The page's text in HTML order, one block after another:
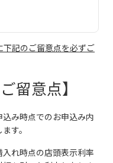
下記のご留意点を必ずご
留意点】
み時点でのお申込み内
す。
れ時点の店頭表示利率